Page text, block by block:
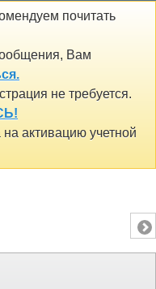
почитать
Вам
не требуется.
активацию учетной